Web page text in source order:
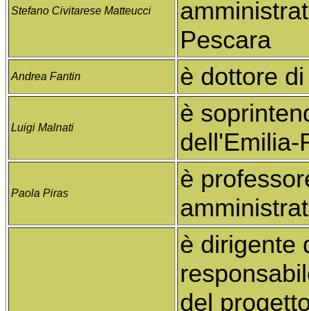
Stefano Civitarese Matteucci
Pescara
Andrea Fantin è dottore
Luigi Malnati
è
dell'Emilia-
Paola Piras
è
è dirigente
del